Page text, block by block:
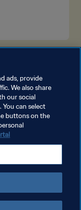
ads, provide
We also share
our social
You can select
buttons on the